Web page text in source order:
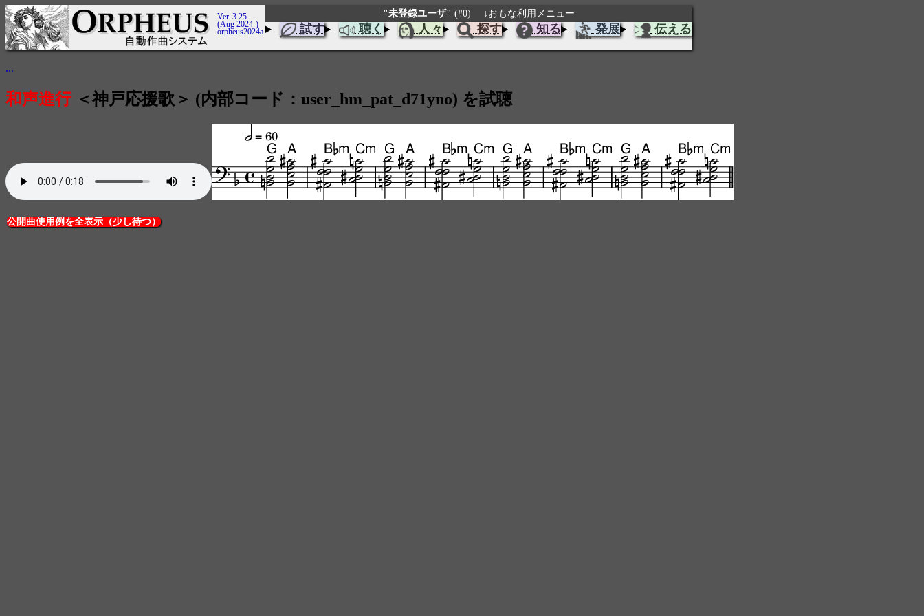
Ver. 3.25
(Aug 2024-)
orpheus2024a
"未登録ユーザ" (#0) ↓おもな利用メニュー
試す 聴く 人々 探す 知る 発展 伝える
...
和声進行＜神戸応援歌＞ (内部コード：user_hm_pat_d71yno) を試聴
公開曲使用例を全表示（少し待つ）